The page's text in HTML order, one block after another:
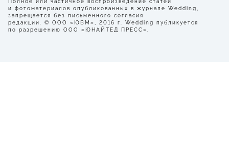
Полное или частичное воспроизведение статей
и фотоматериалов опубликованных в журнале Wedding,
запрещается без письменного согласия
редакции. © ООО «ЮВМ», 2016 г. Wedding публикуется
по разрешению ООО «ЮНАЙТЕД ПРЕСС».